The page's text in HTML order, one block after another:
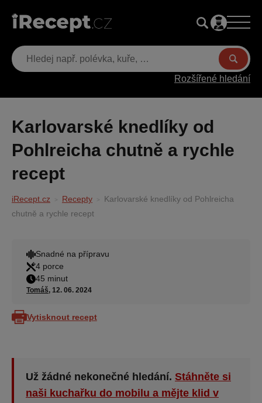
Rozšířené hledání
Karlovarské knedlíky od
Pohlreicha chutně a rychle
recept
iRecept.cz Recepty
Karlovarské knedlíky od Pohlreicha
chutně a rychle recept
Snadné na přípravu
4 porce
45 minut
Tomáš, 12. 06. 2024
Vytisknout recept
Už žádné nekonečné hledání. Stáhněte si
naši kuchařku do mobilu a mějte klid v